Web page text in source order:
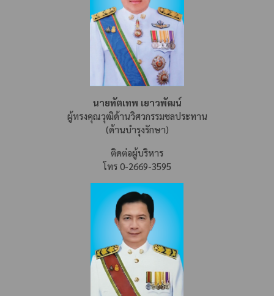
นายทัตเทพ เยาวพัฒน์
ผู้ทรงคุณวุฒิด้านวิศวกรรมชลประทาน
(ด้านบำรุงรักษา)
ติดต่อผู้บริหาร
โทร 0-2669-3595